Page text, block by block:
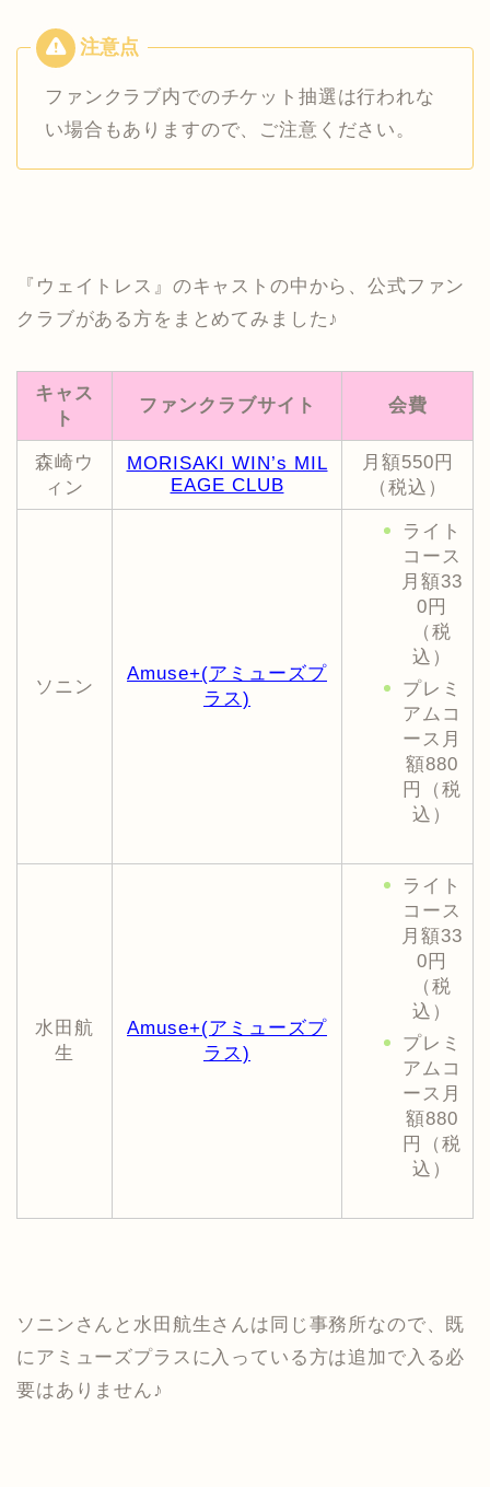
ファンクラブ内でのチケット抽選は行われな
い場合もありますので、ご注意ください。
『ウェイトレス』のキャストの中から、公式ファン
クラブがある方をまとめてみました♪
キャス
ト
ファンクラブサイト 会費
森崎ウ
ィン
MORISAKI WIN’s MIL
EAGE CLUB
月額550円
（税込）
ソニン
Amuse+(アミューズプ
ラス)
ライト
コース
月額33
0円
（税
込）
プレミ
アムコ
ース月
額880
円（税
込）
水田航
生
Amuse+(アミューズプ
ラス)
ライト
コース
月額33
0円
（税
込）
プレミ
アムコ
ース月
額880
円（税
込）
ソニンさんと水田航生さんは同じ事務所なので、既
にアミューズプラスに入っている方は追加で入る必
要はありません♪